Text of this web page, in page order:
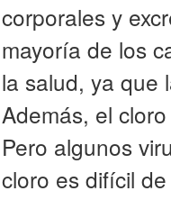
corporales y
mayoría de los
la salud, ya que
Además, el
Pero algunos
cloro es difícil